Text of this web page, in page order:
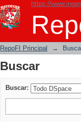
https://
Buscar
RepoFI Principal →
Buscar
Buscar: